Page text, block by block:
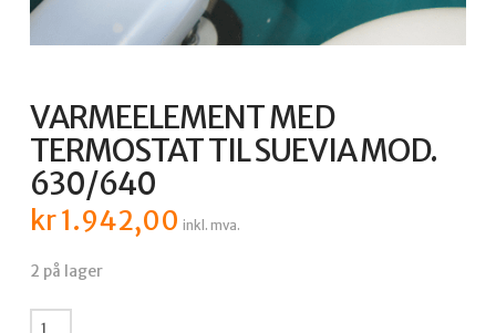
VARMEELEMENT MED
TERMOSTAT TIL SUEVIA MOD.
630/640
kr1.942,00 inkl. mva.
2 på lager
VARMEELEMENT